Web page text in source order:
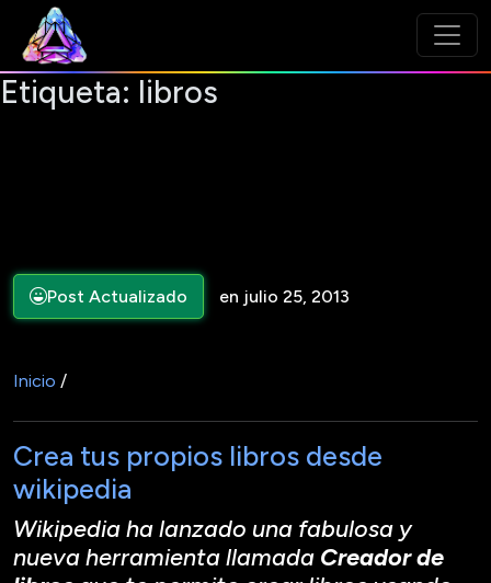
Etiqueta: libros
Post Actualizado en julio 25, 2013
Inicio /
Crea tus propios libros desde
wikipedia
Wikipedia ha lanzado una fabulosa y
nueva herramienta llamada Creador de